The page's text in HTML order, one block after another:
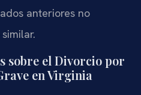
anteriores no
sobre el Divorcio por
en Virginia